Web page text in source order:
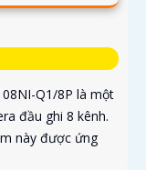
Q1/8P là một
đầu ghi 8 kênh.
này được ứng